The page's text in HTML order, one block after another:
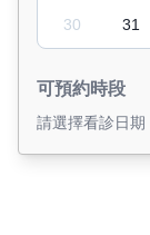
30
31
可預約時段
請選擇看診日期